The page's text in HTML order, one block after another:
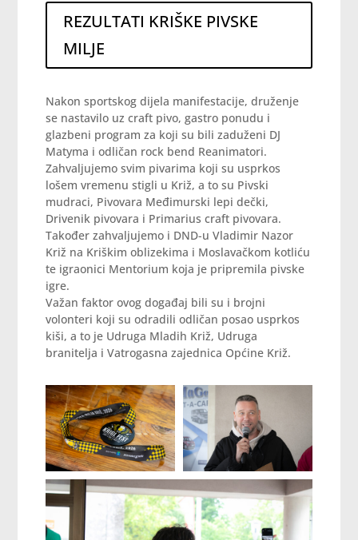
REZULTATI KRIŠKE PIVSKE
MILJE
Nakon sportskog dijela manifestacije, druženje
se nastavilo uz craft pivo, gastro ponudu i
glazbeni program za koji su bili zaduženi DJ
Matyma i odličan rock bend Reanimatori.
Zahvaljujemo svim pivarima koji su usprkos
lošem vremenu stigli u Križ, a to su Pivski
mudraci, Pivovara Međimurski lepi dečki,
Drivenik pivovara i Primarius craft pivovara.
Također zahvaljujemo i DND-u Vladimir Nazor
Križ na Kriškim oblizekima i Moslavačkom kotliću
te igraonici Mentorium koja je pripremila pivske
igre.
Važan faktor ovog događaj bili su i brojni
volonteri koji su odradili odličan posao usprkos
kiši, a to je Udruga Mladih Križ, Udruga
branitelja i Vatrogasna zajednica Općine Križ.